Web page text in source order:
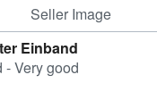
Seller Image
Einband
Very good